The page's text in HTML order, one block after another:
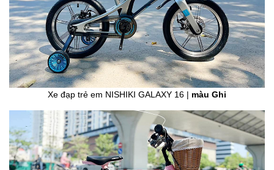
Xe đạp trẻ em NISHIKI GALAXY 16 | màu Ghi